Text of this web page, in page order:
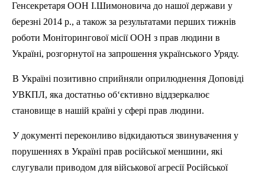
Генсекретаря ООН І.Шимоновича до нашої держави у
березні 2014 р., а також за результатами перших тижнів
роботи Моніторингової місії ООН з прав людини в
Україні, розгорнутої на запрошення українського Уряду.
В Україні позитивно сприйняли оприлюднення Доповіді
УВКПЛ, яка достатньо об‘єктивно віддзеркалює
становище в нашій країні у сфері прав людини.
У документі переконливо відкидаються звинувачення у
порушеннях в Україні прав російської меншини, які
слугували приводом для військової агресії Російської